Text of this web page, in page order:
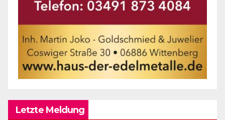
Letzte Meldung